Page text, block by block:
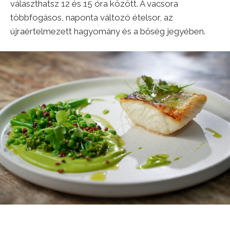
választhatsz 12 és 15 óra között. A vacsora
többfogásos, naponta változó ételsor, az
újraértelmezett hagyomány és a bőség jegyében.